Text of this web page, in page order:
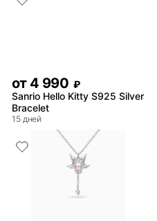
от 4 990 ₽
Sanrio Hello Kitty S925 Silver
Bracelet
15 дней